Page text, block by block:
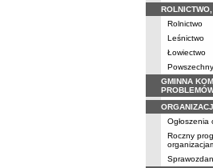
Rolnictwo
Leśnictwo
Łowiectwo
GMINNA
Ogłoszenia
Roczny